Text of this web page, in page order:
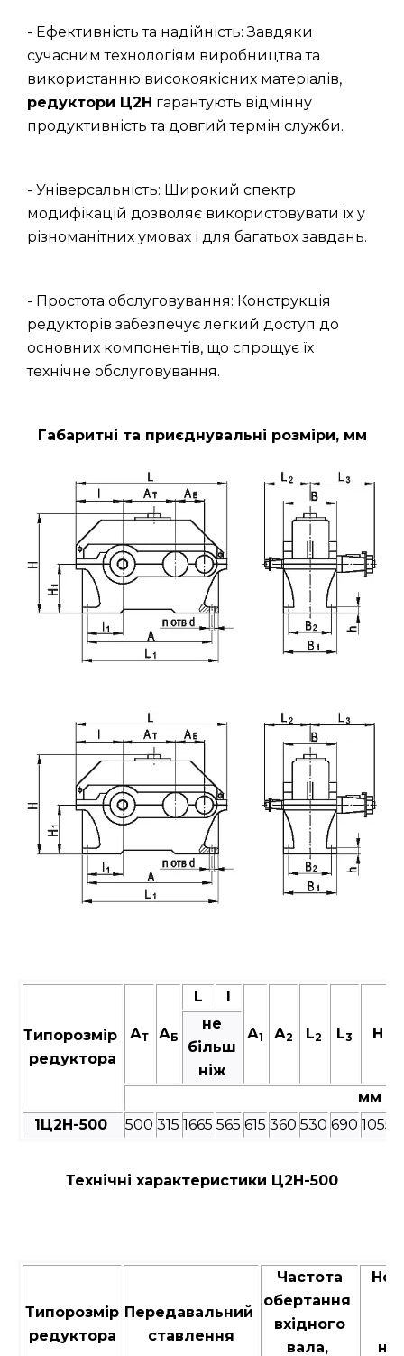
- Ефективність та надійність: Завдяки
сучасним технологіям виробництва та
використанню високоякісних матеріалів,
редуктори Ц2Н гарантують відмінну
продуктивність та довгий термін служби.
- Універсальність: Широкий спектр
модифікацій дозволяє використовувати їх у
різноманітних умовах і для багатьох завдань.
- Простота обслуговування: Конструкція
редукторів забезпечує легкий доступ до
основних компонентів, що спрощує їх
технічне обслуговування.
Габаритні та приєднувальні розміри, мм
Типорозмір
редуктора
АТ АБ
L I
А1 А2 L2 L3 Н
не
більш
ніж
мм
1Ц2Н-500
500 315 1665 565 615 360 530 690 1055
Технічні характеристики Ц2Н-500
Типорозмір
редуктора
Передавальний
ставлення
Частота
обертання
вхідного
вала,
на